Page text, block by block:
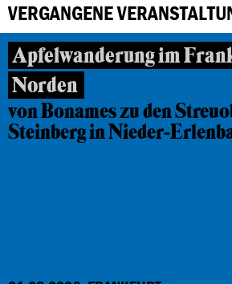
VERGANGENE
Apfelwanderung im
Norden
von Bonames zu den
Steinberg in Nieder-